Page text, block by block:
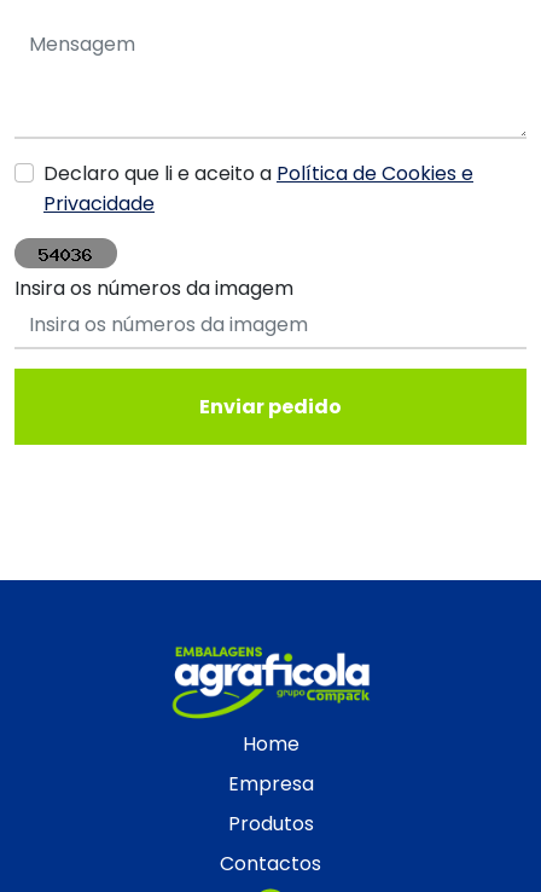
Declaro que li e aceito a Política de Cookies e
Privacidade
Insira os números da imagem
Enviar pedido
Home
Empresa
Produtos
Contactos